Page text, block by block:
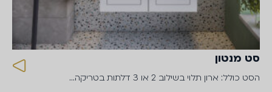
סט מנטון
הסט כולל: ארון תלוי בשילוב 2 או 3 דלתות בטריקה…